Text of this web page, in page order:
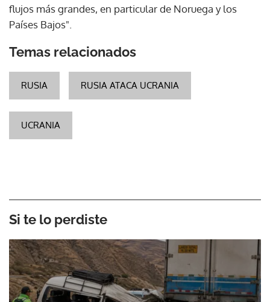
flujos más grandes, en particular de Noruega y los
Países Bajos".
Temas relacionados
RUSIA RUSIA ATACA UCRANIA
UCRANIA
Si te lo perdiste